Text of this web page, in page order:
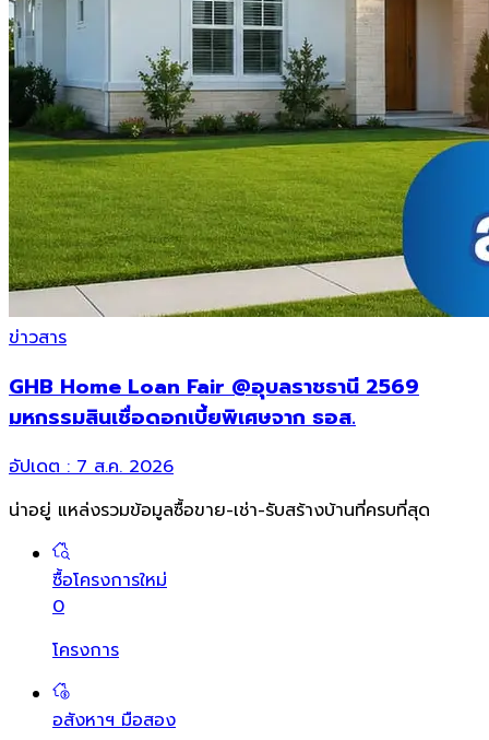
ข่าวสาร
GHB Home Loan Fair @อุบลราชธานี 2569
มหกรรมสินเชื่อดอกเบี้ยพิเศษจาก ธอส.
อัปเดต : 7 ส.ค. 2026
น่าอยู่ แหล่งรวมข้อมูลซื้อขาย-เช่า-รับสร้างบ้านที่ครบที่สุด
ซื้อโครงการใหม่
0
โครงการ
อสังหาฯ มือสอง